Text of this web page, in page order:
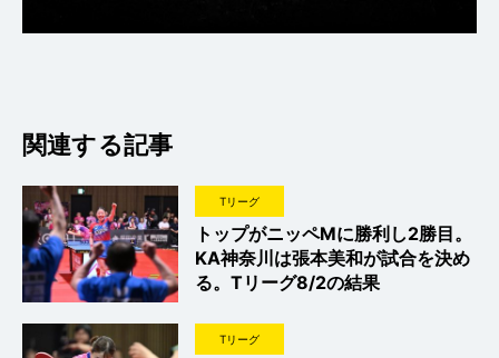
関連する記事
Tリーグ
トップがニッペMに勝利し2勝目。
KA神奈川は張本美和が試合を決め
る。Tリーグ8/2の結果
Tリーグ